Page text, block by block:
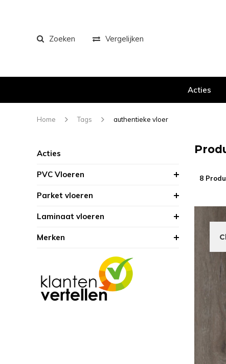
Zoeken Vergelijken
Acties
Home Tags authentieke vloer
Acties
PVC Vloeren
Parket vloeren
Laminaat vloeren
Merken
8